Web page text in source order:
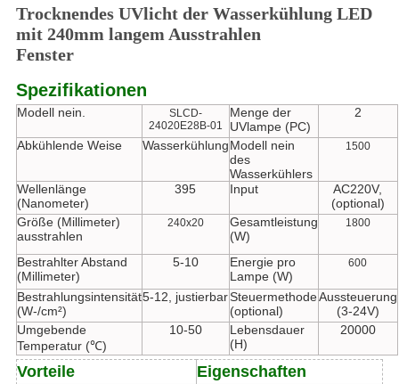
Trocknendes UVlicht der Wasserkühlung LED
mit 240mm langem Ausstrahlen
Fenster
Spezifikationen
Modell nein.
SLCD-
24020E28B-01
Menge der
UVlampe (PC)
2
Abkühlende Weise WasserkühlungModell nein
des
Wasserkühlers
1500
Wellenlänge
(Nanometer)
395 Input
AC220V,
(optional)
Größe (Millimeter)
ausstrahlen
240x20
Gesamtleistung
(W)
1800
Bestrahlter Abstand
(Millimeter)
5-10
Energie pro
Lampe (W)
600
Bestrahlungsintensität
(W-/cm²)
5-12, justierbarSteuermethode
(optional)
Aussteuerung
(3-24V)
Umgebende
Temperatur (℃)
10-50
Lebensdauer
(H)
20000
Vorteile Eigenschaften